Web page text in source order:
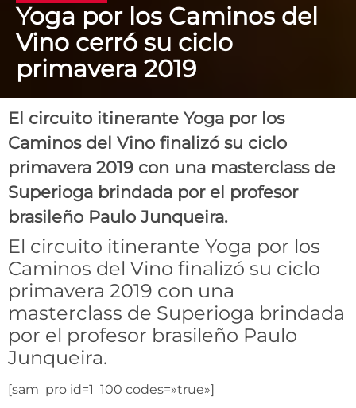
Yoga por los Caminos del
Vino cerró su ciclo
primavera 2019
El circuito itinerante Yoga por los
Caminos del Vino finalizó su ciclo
primavera 2019 con una masterclass de
Superioga brindada por el profesor
brasileño Paulo Junqueira.
El circuito itinerante Yoga por los
Caminos del Vino finalizó su ciclo
primavera 2019 con una
masterclass de Superioga brindada
por el profesor brasileño Paulo
Junqueira.
[sam_pro id=1_100 codes=»true»]